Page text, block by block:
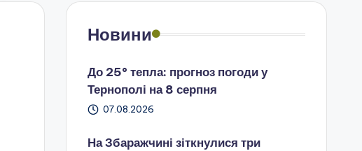
Новини
До 25° тепла: прогноз погоди у
Тернополі на 8 серпня
07.08.2026
На Збаражчині зіткнулися три